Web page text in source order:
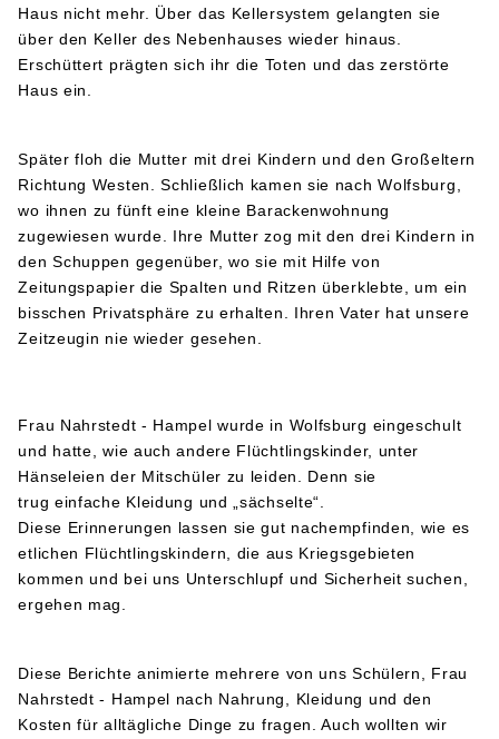
Haus nicht mehr. Über das Kellersystem gelangten sie
über den Keller des Nebenhauses wieder hinaus.
Erschüttert prägten sich ihr die Toten und das zerstörte
Haus ein.
Später floh die Mutter mit drei Kindern und den Großeltern
Richtung Westen. Schließlich kamen sie nach Wolfsburg,
wo ihnen zu fünft eine kleine Barackenwohnung
zugewiesen wurde. Ihre Mutter zog mit den drei Kindern in
den Schuppen gegenüber, wo sie mit Hilfe von
Zeitungspapier die Spalten und Ritzen überklebte, um ein
bisschen Privatsphäre zu erhalten. Ihren Vater hat unsere
Zeitzeugin nie wieder gesehen.
Frau Nahrstedt - Hampel wurde in Wolfsburg eingeschult
und hatte, wie auch andere Flüchtlingskinder, unter
Hänseleien der Mitschüler zu leiden. Denn sie
trug einfache Kleidung und „sächselte“.
Diese Erinnerungen lassen sie gut nachempfinden, wie es
etlichen Flüchtlingskindern, die aus Kriegsgebieten
kommen und bei uns Unterschlupf und Sicherheit suchen,
ergehen mag.
Diese Berichte animierte mehrere von uns Schülern, Frau
Nahrstedt - Hampel nach Nahrung, Kleidung und den
Kosten für alltägliche Dinge zu fragen. Auch wollten wir